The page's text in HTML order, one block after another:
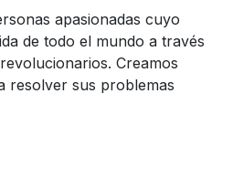
apasionadas cuyo
de todo el mundo a través
Creamos
resolver sus problemas